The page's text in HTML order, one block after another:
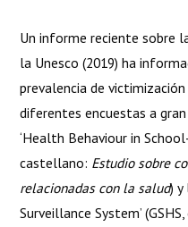
Un informe reciente sobre
la Unesco (2019) ha
prevalencia de
diferentes encuestas a
‘Health Behaviour in
castellano: Estudio sobre
relacionadas con la salud)
Surveillance System’